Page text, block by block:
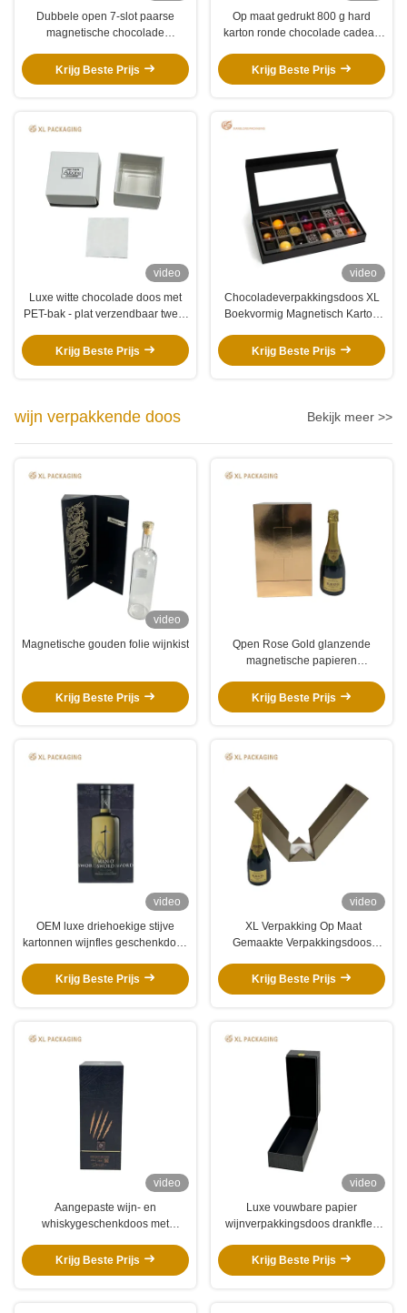
Dubbele open 7-slot paarse
magnetische chocolade
geïmprimeerd
Krijg Beste Prijs
Op maat gedrukt 800 g hard
karton ronde chocolade cadeau
kraftpapier
Krijg Beste Prijs
video
Luxe witte chocolade doos met
PET-bak - plat verzendbaar twee-
doos met zwart folie stempel
Krijg Beste Prijs
video
Chocoladeverpakkingsdoos XL
Boekvormig Magnetisch Karton
Krijg Beste Prijs
wijn verpakkende doos Bekijk meer >>
video
Magnetische gouden folie wijnkist
Krijg Beste Prijs
Qpen Rose Gold glanzende
magnetische papieren
wijn en sterke drank
Krijg Beste Prijs
video
OEM luxe driehoekige stijve
kartonnen wijnfles geschenkdoos
Krijg Beste Prijs
video
XL Verpakking Op Maat
Gemaakte Verpakkingsdoos
Wijn Verpakkingsdoos Karton
Krijg Beste Prijs
video
Aangepaste wijn- en
whiskygeschenkdoos met
Krijg Beste Prijs
video
Luxe vouwbare papier
wijnverpakkingsdoos drankfles
Krijg Beste Prijs